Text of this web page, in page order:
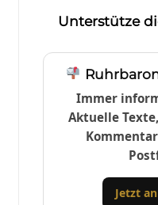
Unterstütze
Immer
Aktuelle
Jetzt